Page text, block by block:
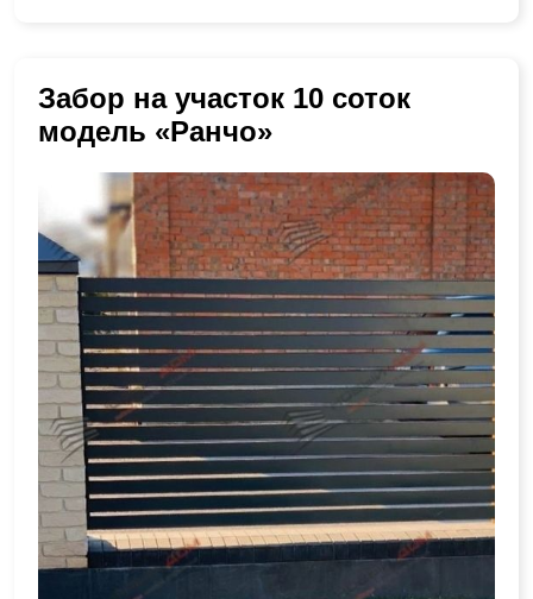
Забор на участок 10 соток
модель «Ранчо»